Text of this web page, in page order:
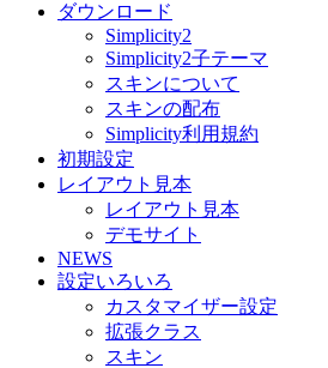
ダウンロード
Simplicity2
Simplicity2子テーマ
スキンについて
スキンの配布
Simplicity利用規約
初期設定
レイアウト見本
レイアウト見本
デモサイト
NEWS
設定いろいろ
カスタマイザー設定
拡張クラス
スキン